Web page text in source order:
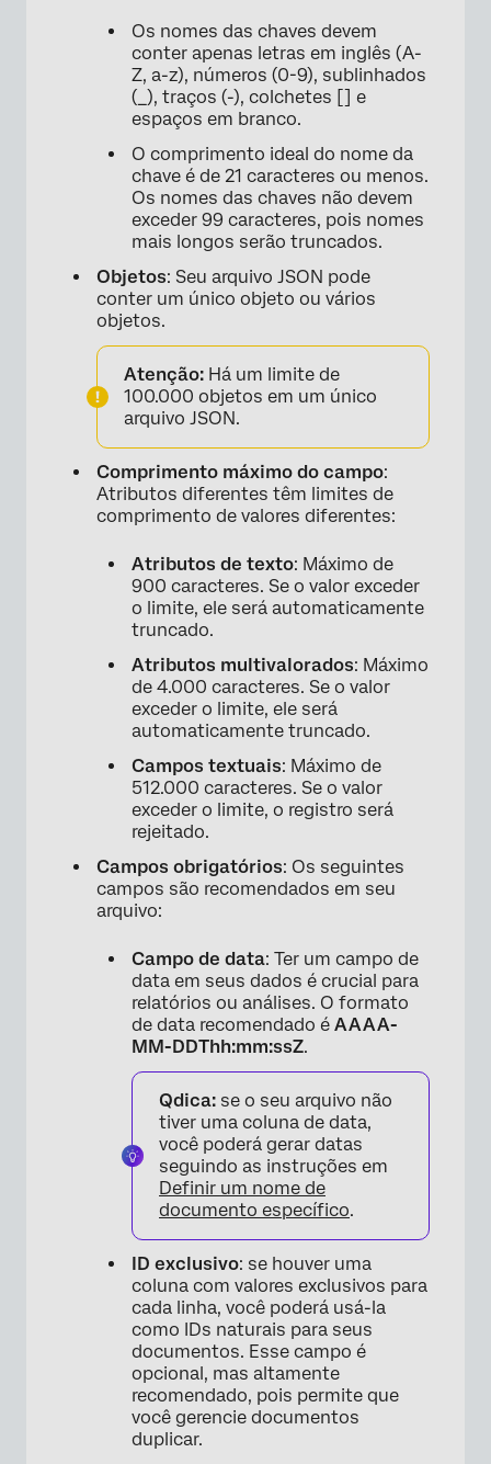
Os nomes das chaves devem
conter apenas letras em inglês (A-
Z, a-z), números (0-9), sublinhados
(_), traços (-), colchetes [] e
espaços em branco.
O comprimento ideal do nome da
chave é de 21 caracteres ou menos.
Os nomes das chaves não devem
exceder 99 caracteres, pois nomes
mais longos serão truncados.
Objetos: Seu arquivo JSON pode
conter um único objeto ou vários
objetos.
Atenção: Há um limite de
100.000 objetos em um único
arquivo JSON.
Comprimento máximo do campo:
Atributos diferentes têm limites de
comprimento de valores diferentes:
Atributos de texto: Máximo de
900 caracteres. Se o valor exceder
o limite, ele será automaticamente
truncado.
Atributos multivalorados: Máximo
de 4.000 caracteres. Se o valor
exceder o limite, ele será
automaticamente truncado.
Campos textuais: Máximo de
512.000 caracteres. Se o valor
exceder o limite, o registro será
rejeitado.
Campos obrigatórios: Os seguintes
campos são recomendados em seu
arquivo:
Campo de data: Ter um campo de
data em seus dados é crucial para
relatórios ou análises. O formato
de data recomendado é AAAA-
MM-DDThh:mm:ssZ.
Qdica: se o seu arquivo não
tiver uma coluna de data,
você poderá gerar datas
seguindo as instruções em
Definir um nome de
documento específico.
ID exclusivo: se houver uma
coluna com valores exclusivos para
cada linha, você poderá usá-la
como IDs naturais para seus
documentos. Esse campo é
opcional, mas altamente
recomendado, pois permite que
você gerencie documentos
duplicar.